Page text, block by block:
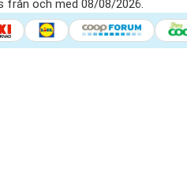
från och med 08/08/2026.